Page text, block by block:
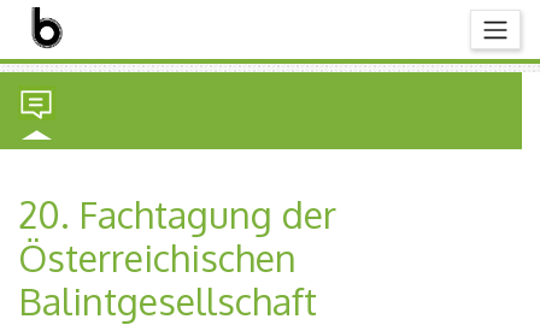
20. Fachtagung der
Österreichischen
Balintgesellschaft